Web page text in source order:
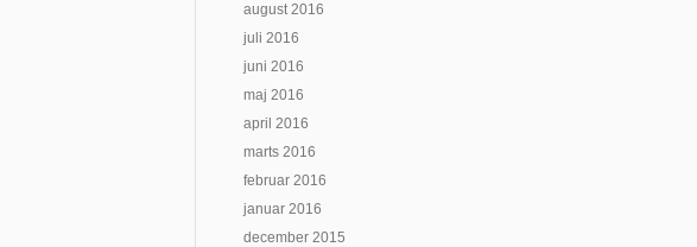
august 2016
juli 2016
juni 2016
maj 2016
april 2016
marts 2016
februar 2016
januar 2016
december 2015